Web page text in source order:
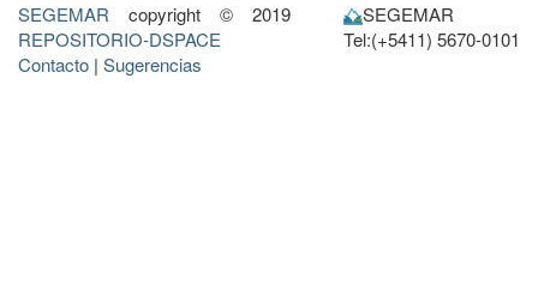
SEGEMAR copyright © 2019
REPOSITORIO-DSPACE
Contacto | Sugerencias
SEGEMAR
Tel:(+5411) 5670-0101